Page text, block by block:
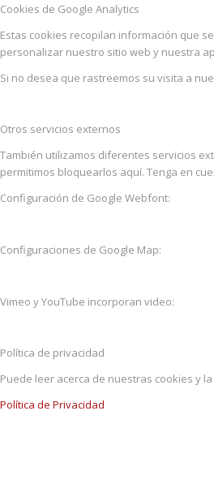
Cookies de Google Analytics
Estas cookies recopilan información que
personalizar nuestro sitio web y nuestra
Si no desea que rastreemos su visita a
Otros servicios externos
También utilizamos diferentes servicios
permitimos bloquearlos aquí. Tenga en
Configuración de Google Webfont:
Configuraciones de Google Map:
Vimeo y YouTube incorporan video:
Política de privacidad
Puede leer acerca de nuestras cookies y
Política de Privacidad